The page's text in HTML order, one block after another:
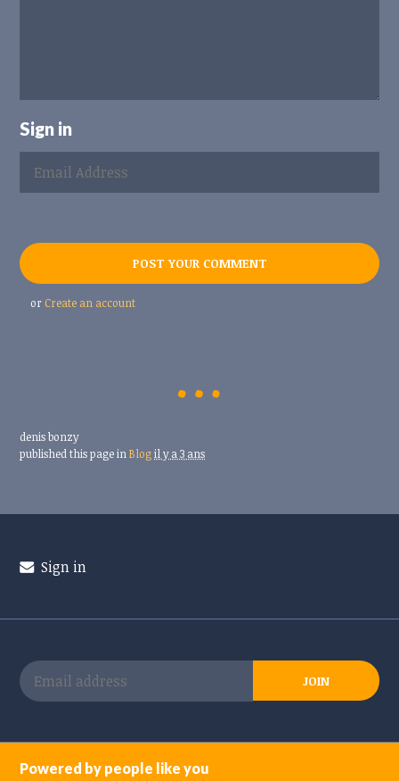
Sign in
or Create an account
denis bonzy
published this page inBlog il y a 3 ans
Sign in
Powered by people like you